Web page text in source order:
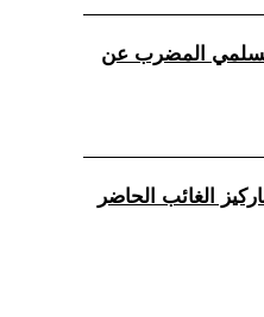
المضرب عن
الغائب الحاضر